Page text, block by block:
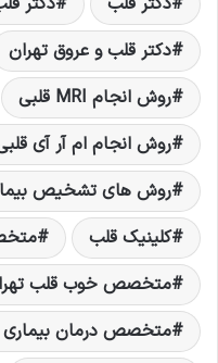
دکتر قلب و عروق تهران
روش انجام MRI قلبی
روش انجام ام آر آی
روش های تشخیص
کلینیک قلب
متخصص خوب قلب
متخصص درمان بیماری